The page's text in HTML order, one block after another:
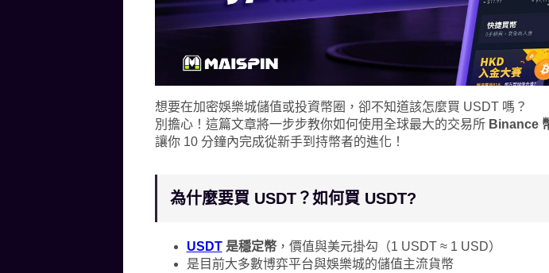
想要在加密娛樂城儲值或投資幣圈，卻不知道該怎麼買 USDT 嗎？
別擔心！這篇文章將一步步教你如何使用全球最大的交易所 Binance
讓你 10 分鐘內完成從新手到持幣者的進化！
為什麼要買 USDT？如何買 USDT?
USDT是穩定幣，價值與美元掛勾（1 USDT ≈ 1 USD）
是目前大多數博弈平台與娛樂城的儲值主流貨幣